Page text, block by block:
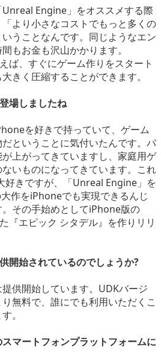
Engine」をオススメする際
より小さなコストでもっと多くの
うことなんです。同じようなエン
もお金も沢山かかります。
ば、すぐにゲーム作りをスタート
きく圧縮することができます。
場しましたね
を好きで持っていて、ゲーム
ということに気付いたんです。バ
上がってきていますし、家庭用ゲ
いものになってきています。これ
好きですが、「Unreal Engine」を
作をiPhoneでも実現できるんじ
その手始めとしてiPhone版の
『エピック シタデル』を作りリリ
始されているのでしょうか?
供開始しています。UDKバージ
無料で、誰にでも利用いただくこ
。
ートフォンプラットフォームに